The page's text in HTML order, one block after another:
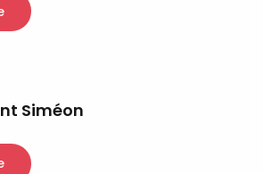
Siméon